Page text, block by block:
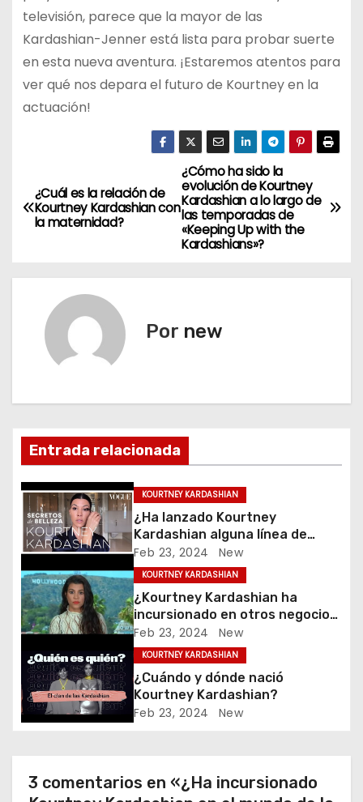
televisión, parece que la mayor de las
Kardashian-Jenner está lista para probar suerte
en esta nueva aventura. ¡Estaremos atentos para
ver qué nos depara el futuro de Kourtney en la
actuación!
a
e
ó
n
d
e
e
n
t
r
a
a
¿Cómo ha sido la
evolución de Kourtney
Kardashian a lo largo de
las temporadas de
«Keeping Up with the
Kardashians»?
¿Cuál es la relación de
Kourtney Kardashian con
la maternidad?
Por new
Entrada relacionada
KOURTNEY KARDASHIAN
¿Ha lanzado Kourtney
Kardashian alguna línea de
moda o productos de belleza?
Feb 23, 2024 New
KOURTNEY KARDASHIAN
¿Kourtney Kardashian ha
incursionado en otros negocios
además de la televisión?
Feb 23, 2024 New
KOURTNEY KARDASHIAN
¿Cuándo y dónde nació
Kourtney Kardashian?
Feb 23, 2024 New
3 comentarios en «¿Ha incursionado